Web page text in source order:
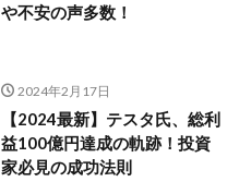
や不安の声多数！
2024年2月17日
【2024最新】テスタ氏、総利
益100億円達成の軌跡！投資
家必見の成功法則